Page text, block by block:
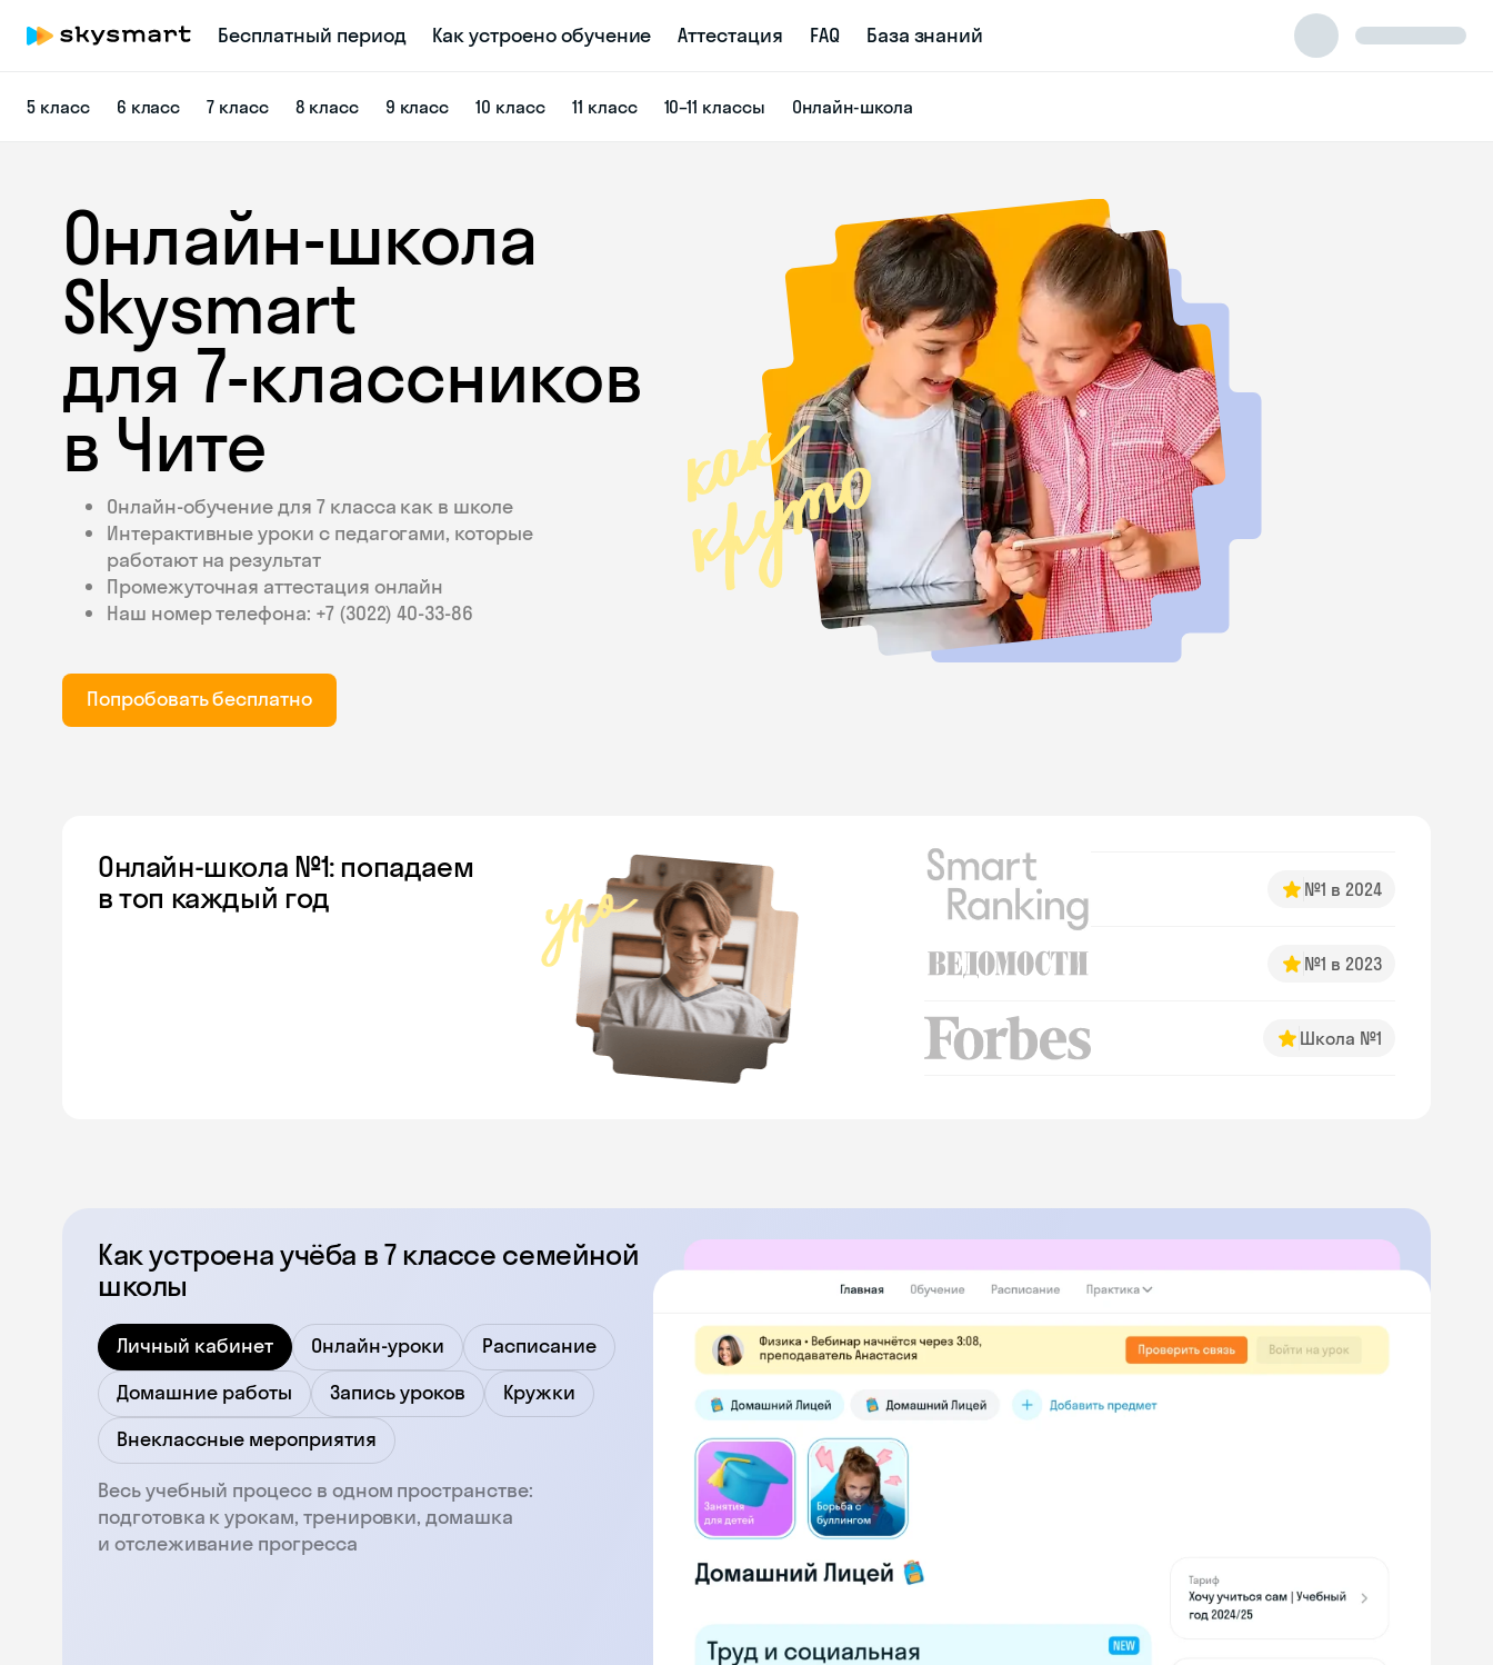
Бесплатный период Как устроено обучение Аттестация FAQ База знаний
5 класс 6 класс 7 класс 8 класс 9 класс 10 класс 11 класс 10–11 классы Онлайн-школа
Онлайн-школа
Skysmart
для 7‑классников
в Чите
Онлайн-обучение для 7 класса как в школе
Интерактивные уроки с педагогами, которые
работают на результат
Промежуточная аттестация онлайн
Наш номер телефона: +7 (3022) 40‑33‑86
Попробовать бесплатно
Онлайн-школа №1: попадаем
в топ каждый год
№1 в 2024
№1 в 2023
Школа №1
Как устроена учёба в 7 классе семейной
школы
Личный кабинет Онлайн-уроки
Расписание
Домашние работы
Запись уроков
Кружки
Внеклассные мероприятия
Весь учебный процесс в одном пространстве:
подготовка к урокам, тренировки, домашка
и отслеживание прогресса